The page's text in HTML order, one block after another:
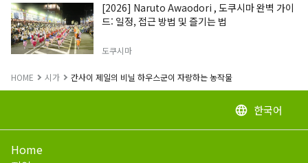
[2026] Naruto Awaodori , 도쿠시마 완벽 가이
드: 일정, 접근 방법 및 즐기는 법
도쿠시마
HOME 시가 간사이 제일의 비닐 하우스군이 자랑하는 농작물
language 한국어
Home